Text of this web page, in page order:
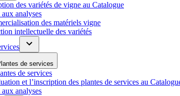
des variétés de vigne au Catalogue
analyses
des matériels vigne
intellectuelle des variétés
de services
de services
et l’inscription des plantes de services au
analyses